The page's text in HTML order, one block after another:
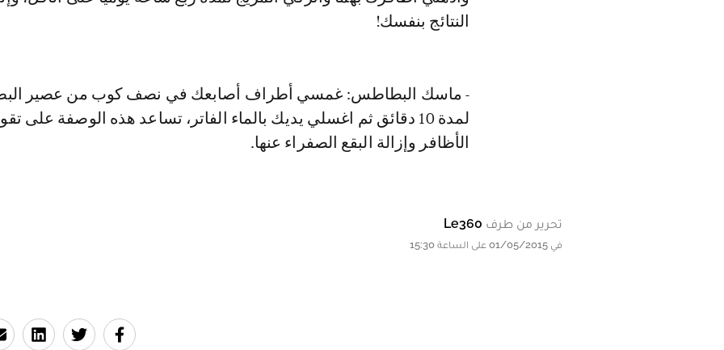
النتائج بنفسك!
- ماسك البطاطس: غمسي أطراف أصابعك في نصف كوب من عصير
لمدة 10 دقائق ثم اغسلي يديك بالماء الفاتر، تساعد هذه الوصفة على
الأظافر وإزالة البقع الصفراء عنها.
تحرير من طرف Le360
في 01/05/2015 على الساعة 15:30